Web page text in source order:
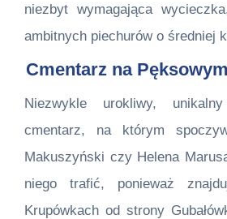
niezbyt wymagająca
ambitnych piechurów o średniej
Cmentarz na
Niezwykle urokliwy,
cmentarz, na którym
Makuszyński czy Helena
niego trafić, ponieważ
Krupówkach od strony